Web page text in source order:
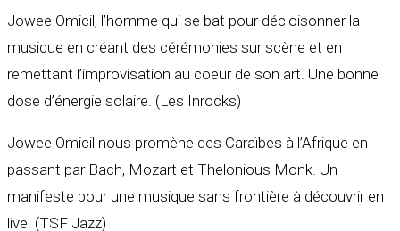
Jowee Omicil, l’homme qui se bat pour décloisonner la
musique en créant des cérémonies sur scène et en
remettant l’improvisation au coeur de son art. Une bonne
dose d’énergie solaire. (Les Inrocks)
Jowee Omicil nous promène des Caraïbes à l’Afrique en
passant par Bach, Mozart et Thelonious Monk. Un
manifeste pour une musique sans frontière à découvrir en
live. (TSF Jazz)